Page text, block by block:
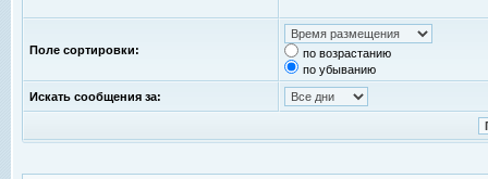
Поле сортировки:
по возрастанию
по убыванию
Искать сообщения за: